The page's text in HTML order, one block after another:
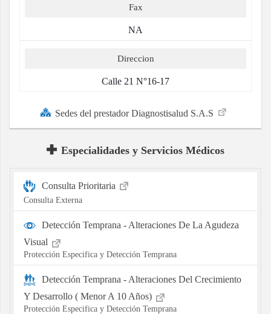
Fax
NA
Direccion
Calle 21 N°16-17
Sedes del prestador Diagnostisalud S.A.S
Especialidades y Servicios Médicos
Consulta Prioritaria
Consulta Externa
Detección Temprana - Alteraciones De La Agudeza
Visual
Protección Especifica y Detección Temprana
Detección Temprana - Alteraciones Del Crecimiento
Y Desarrollo ( Menor A 10 Años)
Protección Especifica y Detección Temprana